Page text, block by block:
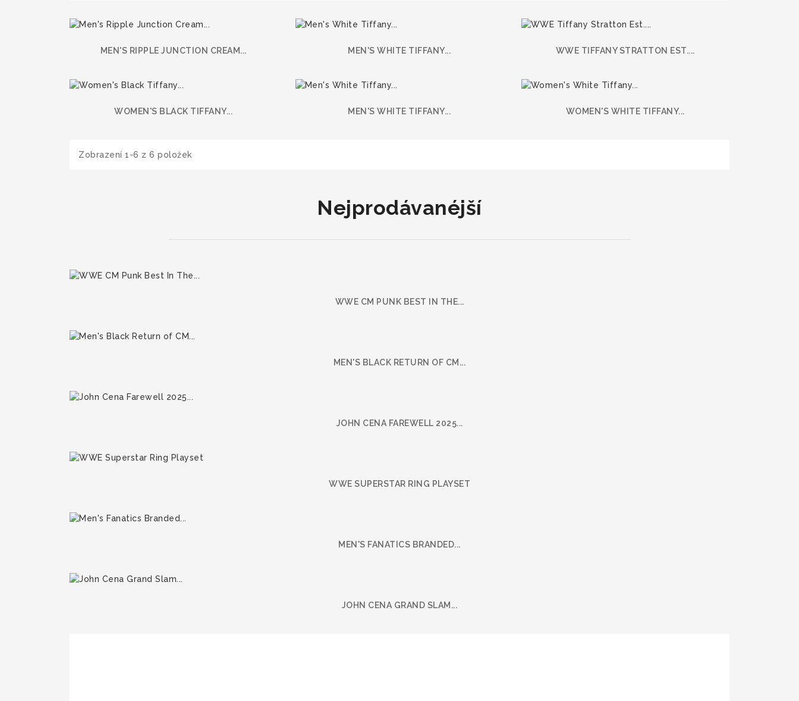
MEN'S RIPPLE JUNCTION CREAM... MEN'S WHITE TIFFANY... WWE TIFFANY STRATTON EST....
WOMEN'S BLACK TIFFANY... MEN'S WHITE TIFFANY... WOMEN'S WHITE TIFFANY...
Zobrazení 1-6 z 6 položek
Nejprodávanéjší
WWE CM PUNK BEST IN THE...
MEN'S BLACK RETURN OF CM...
JOHN CENA FAREWELL 2025...
WWE SUPERSTAR RING PLAYSET
MEN'S FANATICS BRANDED...
JOHN CENA GRAND SLAM...